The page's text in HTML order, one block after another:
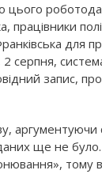
цього
для
2 серпня,
запис,
ще не
тому